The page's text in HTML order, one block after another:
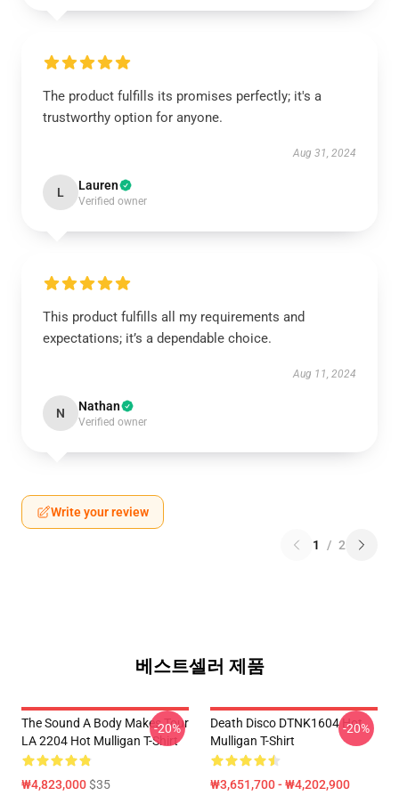
The product fulfills its promises perfectly; it's a
trustworthy option for anyone.
Aug 31, 2024
L Lauren
Verified owner
This product fulfills all my requirements and
expectations; it’s a dependable choice.
Aug 11, 2024
N Nathan
Verified owner
Write your review
1 / 2
베스트셀러 제품
The Sound A Body Makes Tour
LA 2204 Hot Mulligan T-Shirt
₩4,823,000$35
-20%
Death Disco DTNK1604 Hot
Mulligan T-Shirt
₩3,651,700 - ₩4,202,900
-20%